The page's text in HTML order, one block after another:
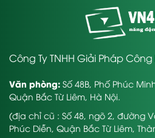
Công Ty TNHH Giải Pháp
Văn phòng: Số 48B, Phố Phúc
Quận Bắc Từ Liêm, Hà Nội.
(địa chỉ cũ : Số 48, ngõ 2, đường
Phúc Diễn, Quận Bắc Từ Liêm,